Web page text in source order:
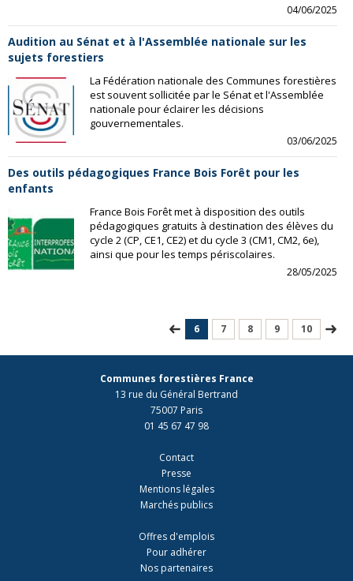
04/06/2025
Audition au Sénat et à l'Assemblée nationale sur les
sujets forestiers
La Fédération nationale des Communes forestières
est souvent sollicitée par le Sénat et l'Assemblée
nationale pour éclairer les décisions
gouvernementales.
03/06/2025
Des outils pédagogiques France Bois Forêt pour les
enfants
France Bois Forêt met à disposition des outils
pédagogiques gratuits à destination des élèves du
cycle 2 (CP, CE1, CE2) et du cycle 3 (CM1, CM2, 6e),
ainsi que pour les temps périscolaires.
28/05/2025
6 7 8 9 10
Communes forestières France
13 rue du Général Bertrand
75007 Paris
01 45 67 47 98
Contact
Presse
Mentions légales
Marchés publics
Offres d'emplois
Pour adhérer
Nos partenaires